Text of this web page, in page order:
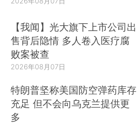
【我闻】光大旗下上市公司出
售背后隐情 多人卷入医疗腐
败案被查
2026年08月07日
特朗普坚称美国防空弹药库存
充足 但不会向乌克兰提供更
多